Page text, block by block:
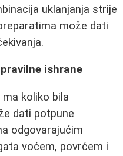
uklanjanja strije
može dati
ishrane
ma koliko bila
dati potpune
odgovarajućim
voćem, povrćem i